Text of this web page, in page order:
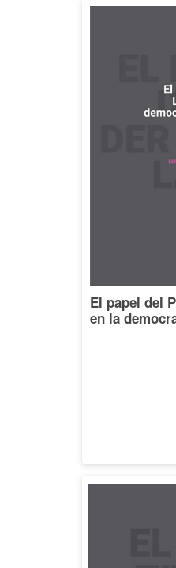
El papel del
en la